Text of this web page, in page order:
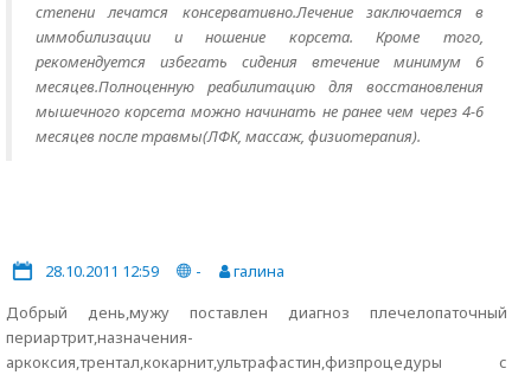
степени лечатся консервативно.Лечение заключается в
иммобилизации и ношение корсета. Кроме того,
рекомендуется избегать сидения втечение минимум 6
месяцев.Полноценную реабилитацию для восстановления
мышечного корсета можно начинать не ранее чем через 4-6
месяцев после травмы(ЛФК, массаж, физиотерапия).
28.10.2011 12:59 -
галина
Добрый день,мужу поставлен диагноз плечелопаточный
периартрит,назначения-
аркоксия,трентал,кокарнит,ультрафастин,физпроцедуры с